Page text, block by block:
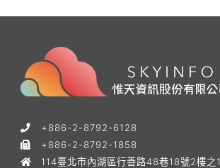
+886-2-8792-6128
+886-2-8792-1858
114臺北市內湖區行善路48巷18號2樓之1